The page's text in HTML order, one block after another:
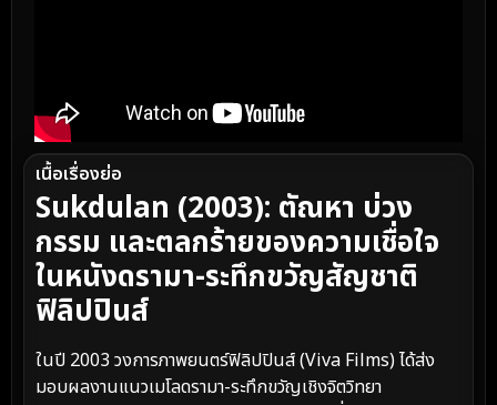
เนื้อเรื่องย่อ
Sukdulan (2003): ตัณหา บ่วง
กรรม และตลกร้ายของความเชื่อใจ
ในหนังดรามา-ระทึกขวัญสัญชาติ
ฟิลิปปินส์
ในปี 2003 วงการภาพยนตร์ฟิลิปปินส์ (Viva Films) ได้ส่ง
มอบผลงานแนวเมโลดรามา-ระทึกขวัญเชิงจิตวิทยา